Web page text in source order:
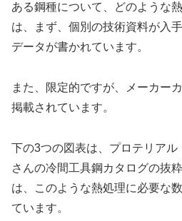
ある鋼種について、どのような
は、まず、個別の技術資料が入
データが書かれています。
また、限定的ですが、メーカー
掲載されています。
下の3つの図表は、プロテリアル
さんの冷間工具鋼カタログの抜
は、このような熱処理に必要な
ています。